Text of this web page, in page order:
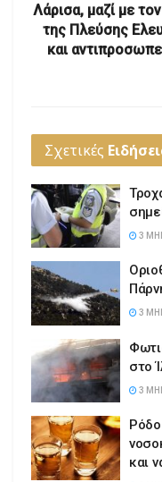
Λάρισα, μαζί με
της Πλεύσης
και
Σχετικές
3
3
στο
3
και